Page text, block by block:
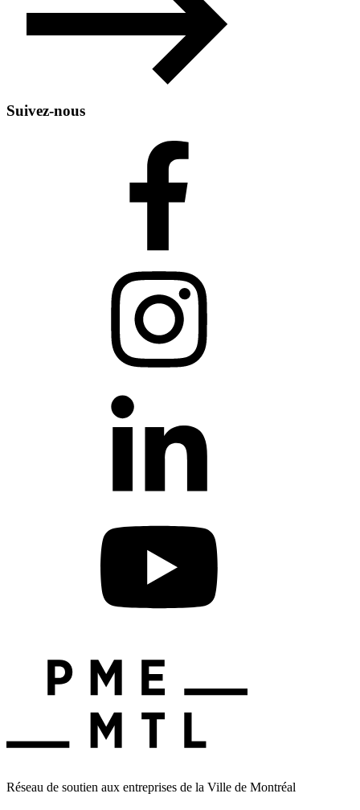
Suivez-nous
Réseau de soutien aux entreprises de la Ville de Montréal